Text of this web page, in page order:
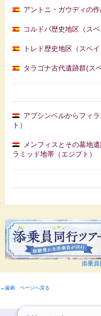
アントニ・ガウディの作
コルドバ歴史地区（スペ
トレド歴史地区（スペイ
タラゴナ古代遺跡群(ス
アブシンベルからフィ
ト）
メンフィスとその墓地
ラミッド地帯（エジプト）
添乗員
←厳粛 ページへ戻る